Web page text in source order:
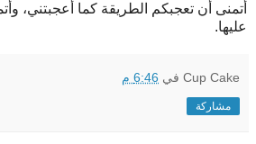
أتمنى أن تعجبكم الطريقة كما أعجبتني،
عليها.
Cup Cake في 6:46 م
مشاركة